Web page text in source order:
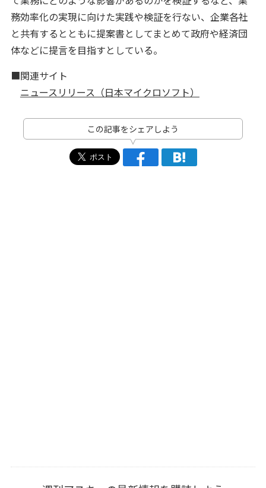
務効率化の実現に向けた実践や検証を行ない、企業各社
と共有するとともに提案書としてまとめて政府や経済団
体などに提言を目指すとしている。
■関連サイト
ニュースリリース（日本マイクロソフト）
この記事をシェアしよう